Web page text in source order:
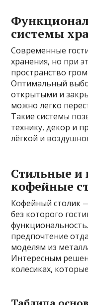
системы
Современные
хранения, но при
пространство
Оптимальный
открытыми и
можно легко
Такие системы
технику, декор и
лёгкой и
Стильные и
кофейные
Кофейный столик
без которого
предпочтение
моделям из
Интересным
колесиках,